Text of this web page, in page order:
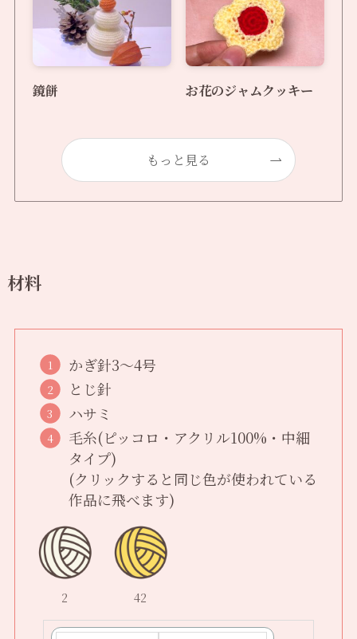
鏡餅 お花のジャムクッキー
もっと見る
材料
かぎ針3〜4号
とじ針
ハサミ
毛糸(ピッコロ・アクリル100%・中細
タイプ)
(クリックすると同じ色が使われている
作品に飛べます)
2 42